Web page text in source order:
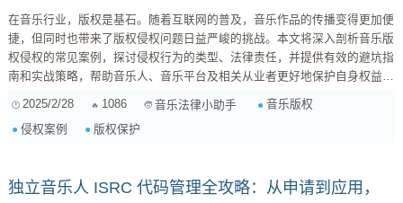
在音乐行业，版权是基石。随着互联网的普及，音乐作品的传播变得更加便
捷，但同时也带来了版权侵权问题日益严峻的挑战。本文将深入剖析音乐版
权侵权的常见案例，探讨侵权行为的类型、法律责任，并提供有效的避坑指
南和实战策略，帮助音乐人、音乐平台及相关从业者更好地保护自身权益，
式。例如，未经授权将音乐作品上传至网络平台供用户下载、在线收听，或
2025/2/28 1086 音乐法律小助手
音乐版权
侵权案例
版权保护
独立音乐人 ISRC 代码管理全攻略：从申请到应用，